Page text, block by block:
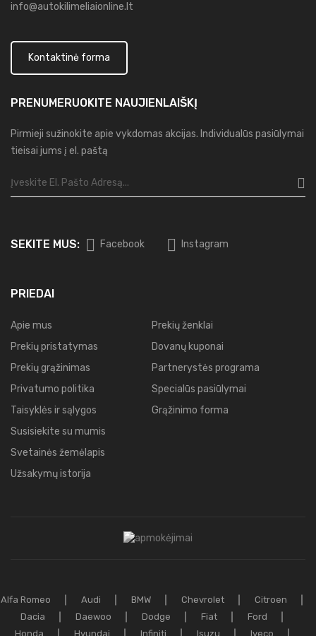
info@autokilimeliaionline.lt
Kontaktinė forma
PRENUMERUOKITE NAUJIENLAIŠKĮ
Pirmieji sužinokite apie vykdomas akcijas. Individualūs pasiūlymai
tieisai jums į el. paštą
SEKITE MUS: Facebook Instagram
PRIEDAI
Apie mus
Prekių pristatymas
Prekių grąžinimas
Privatumo politika
Taisyklės ir sąlygos
Susisiekite su mumis
Svetainės žemėlapis
Užsakymų istorija
Prekių ženklai
Dovanų kuponai
Partnerystės programa
Specialūs pasiūlymai
Grąžinimo forma
Alfa Romeo Audi BMW Chevrolet
Citroen
Dacia
Daewoo Dodge Fiat
Ford
Honda
Hyundai Infiniti Isuzu Iveco